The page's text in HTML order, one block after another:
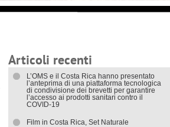
Articoli recenti
L’OMS e il Costa Rica hanno presentato
l’anteprima di una piattaforma tecnologica
di condivisione dei brevetti per garantire
l’accesso ai prodotti sanitari contro il
COVID-19
Film in Costa Rica, Set Naturale